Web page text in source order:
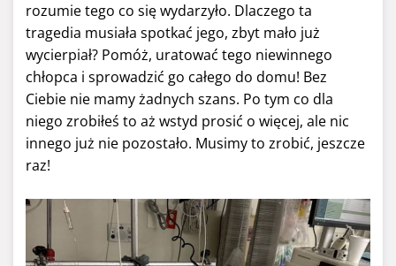
rozumie tego co się wydarzyło. Dlaczego ta
tragedia musiała spotkać jego, zbyt mało już
wycierpiał? Pomóż, uratować tego niewinnego
chłopca i sprowadzić go całego do domu! Bez
Ciebie nie mamy żadnych szans. Po tym co dla
niego zrobiłeś to aż wstyd prosić o więcej, ale nic
innego już nie pozostało. Musimy to zrobić, jeszcze
raz!